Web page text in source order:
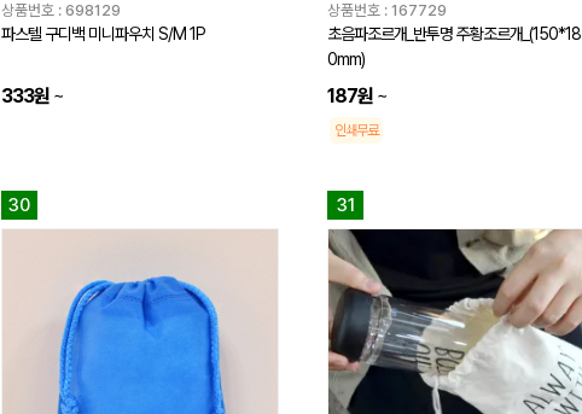
상품번호 : 698129
파스텔 구디백 미니파우치 S/M 1P
333원 ~
상품번호 : 167729
초음파조르개_반투명 주황조르개_(150*18
0mm)
187원 ~
인쇄무료
30 31